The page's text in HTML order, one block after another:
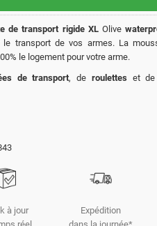
de transport rigide XLOlive
transport de vos armes. La
le logement pour votre arme.
de transport, de rouletteset de
à jour
Expédition